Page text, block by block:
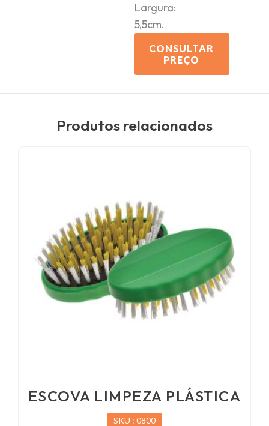
Largura:
5,5cm.
CONSULTAR
PREÇO
Produtos relacionados
ESCOVA LIMPEZA PLÁSTICA
SKU : 0800